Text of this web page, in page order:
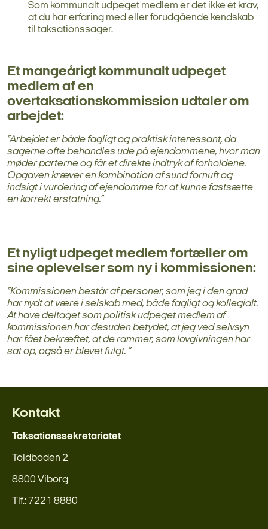
Som kommunalt udpeget medlem er det ikke et krav,
at du har erfaring med eller forudgående kendskab
til taksationssager.
Et mangeårigt kommunalt udpeget
medlem af en
overtaksationskommission udtaler om
arbejdet:
”Arbejdet er både fagligt og praktisk interessant, da
sagerne ofte behandles ude på ejendommene, hvor man
møder parterne og får et direkte indtryk af forholdene.
Opgaven kræver en kombination af sund fornuft og
indsigt i vurdering af ejendomme for at kunne fastsætte
en korrekt erstatning.”
Et nyligt udpeget medlem fortæller om
sine oplevelser som ny i kommissionen:
”Kommissionen består af personer, som jeg i den grad
har nydt at være i selskab med, både fagligt og kollegialt.
At have deltaget som politisk udpeget medlem af
kommissionen har desuden betydet, at jeg ved selvsyn
har fået bekræftet, at de rammer, som lovgivningen har
sat op, også er blevet fulgt. ”
Kontakt
Taksationssekretariatet
Toldboden 2
8800 Viborg
Tlf.: 7221 8880